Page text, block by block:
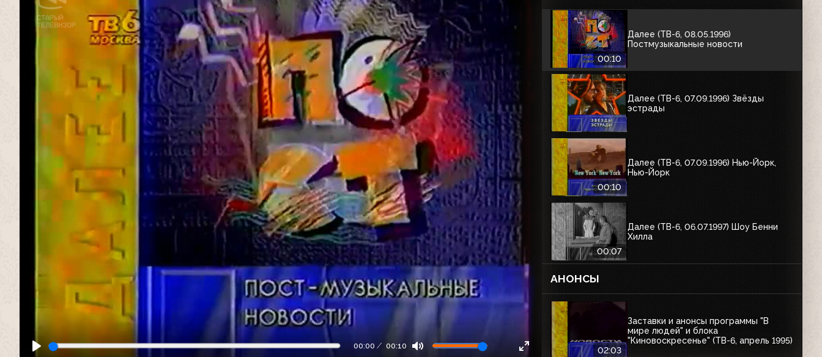
00:00 00:10
00:10
Далее (ТВ-6, 08.05.1996)
Постмузыкальные новости
Далее (ТВ-6, 07.09.1996) Звёзды
эстрады
00:10
Далее (ТВ-6, 07.09.1996) Нью-Йорк,
Нью-Йорк
00:07
Далее (ТВ-6, 06.07.1997) Шоу Бенни
Хилла
АНОНСЫ
02:03
Заставки и анонсы программы "В
мире людей" и блока
"Киновоскресенье" (ТВ-6, апрель 1995)